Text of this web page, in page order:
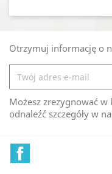
Otrzymuj informację o
Możesz zrezygnować
odnaleźć szczegóły w